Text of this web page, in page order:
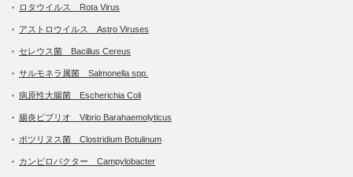
ロタウイルス Rota Virus
アストロウイルス Astro Viruses
セレウス菌 Bacillus Cereus
サルモネラ属菌 Salmonella spp.
病原性大腸菌 Escherichia Coli
腸炎ビブリオ Vibrio Barahaemolyticus
ボツリヌス菌 Clostridium Botulinum
カンピロバクター Campylobacter